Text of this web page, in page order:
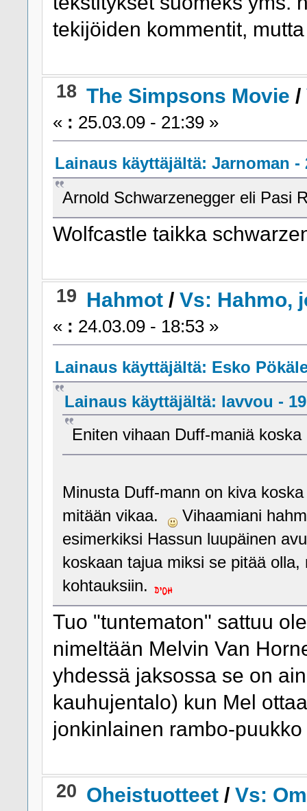
tekijöiden kommentit,
18 The Simpsons Movie /
« : 25.03.09 - 21:39 »
Lainaus käyttäjältä: Jarnoman -
Arnold Schwarzenegger eli Pasi
Wolfcastle taikka
19 Hahmot /Vs: Hahmo,
« : 24.03.09 - 18:53 »
Lainaus käyttäjältä: Esko
Lainaus käyttäjältä: lavvou -
Eniten vihaan Duff-maniä
Minusta Duff-mann on kiva
mitään vikaa.
Vihaamiani
esimerkiksi Hassun luupäinen
koskaan tajua miksi se pitää
kohtauksiin.
Tuo "tuntematon" sattuu
nimeltään Melvin Van
yhdessä jaksossa se on
kauhujentalo) kun Mel
jonkinlainen rambo-puukko
20 Oheistuotteet /Vs: